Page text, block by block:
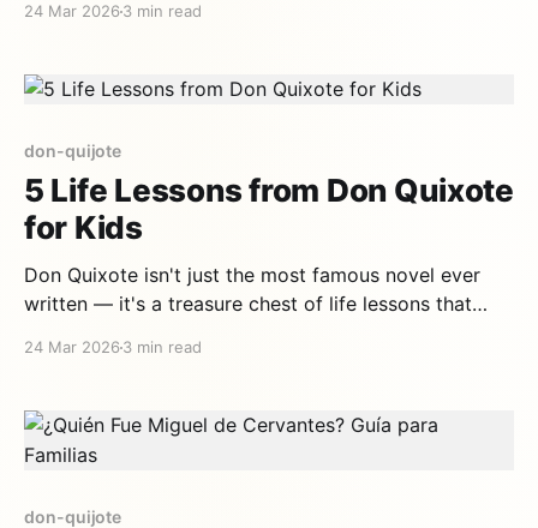
24 Mar 2026 3 min read
don-quijote
5 Life Lessons from Don Quixote
for Kids
Don Quixote isn't just the most famous novel ever
written — it's a treasure chest of life lessons that
24 Mar 2026 3 min read
don-quijote